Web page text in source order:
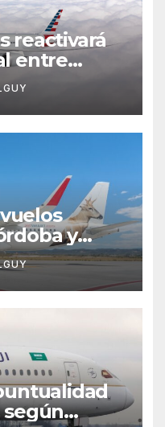
reactivará
entre
con
y